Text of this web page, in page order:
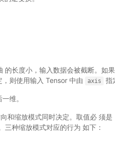
的长度小，输入数据会被截断。如果
，则使用输入 Tensor 中由 axis 指
维。
和缩放模式同时决定。取值必 须是
种缩放模式对应的行为 如下：